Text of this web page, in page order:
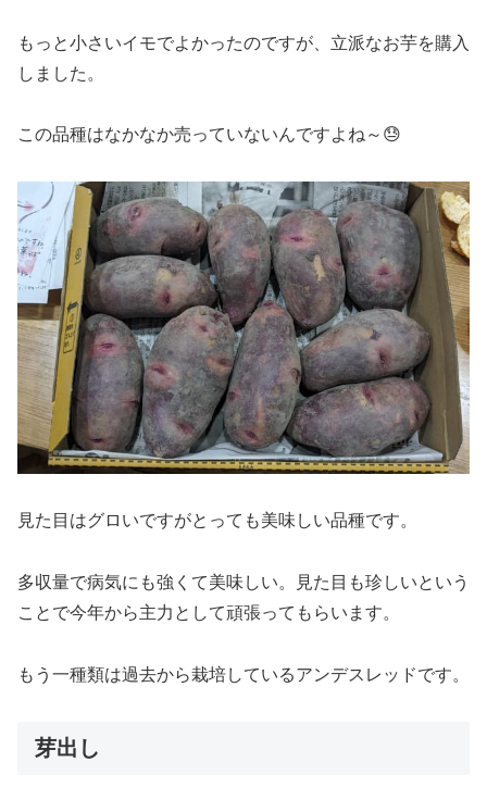
もっと小さいイモでよかったのですが、立派なお芋を購入
しました。
この品種はなかなか売っていないんですよね～😓
見た目はグロいですがとっても美味しい品種です。
多収量で病気にも強くて美味しい。見た目も珍しいという
ことで今年から主力として頑張ってもらいます。
もう一種類は過去から栽培しているアンデスレッドです。
芽出し